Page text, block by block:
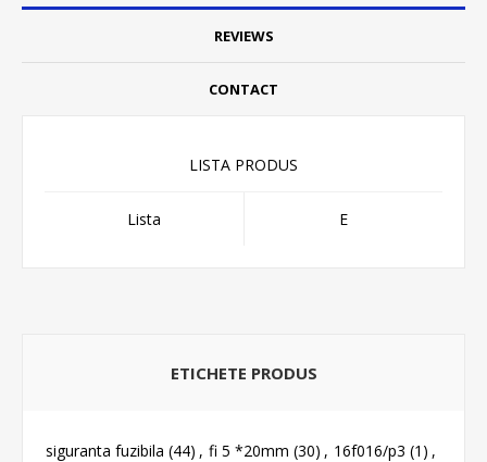
REVIEWS
CONTACT
LISTA PRODUS
Lista E
ETICHETE PRODUS
siguranta fuzibila (44) , fi 5 *20mm (30) , 16f016/p3 (1) ,